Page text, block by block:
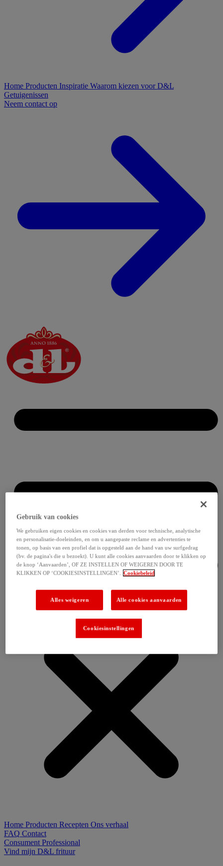
Home Producten Inspiratie Waarom kiezen voor D&L
Getuigenissen
Neem contact op
Home Producten Recepten Ons verhaal
FAQ Contact
Consument Professional
Vind mijn D&L frituur
Gebruik van cookies
We gebruiken eigen cookies en cookies van derden voor technische, analytische
en personalisatie-doeleinden, en om u aangepaste reclame en advertenties te
tonen, op basis van een profiel dat is opgesteld aan de hand van uw surfgedrag
(bv. de pagina's die u bezoekt). U kunt alle cookies aanvaarden door te klikken op
de knop ‘Aanvaarden’, OF ZE INSTELLEN OF WEIGEREN DOOR TE
KLIKKEN OP ‘COOKIESINSTELLINGEN’. Cookiebeleid
Alles weigeren Alle cookies aanvaarden
Cookiesinstellingen